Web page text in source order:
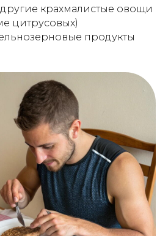
крахмалистые овощи
цитрусовых)
продукты